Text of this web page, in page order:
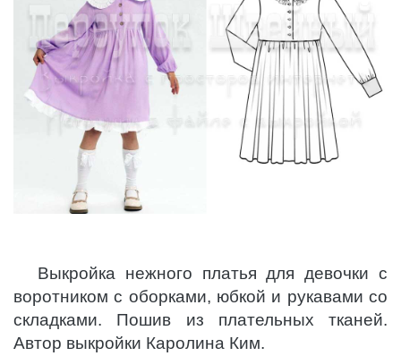
Выкройка нежного платья для девочки с
воротником с оборками, юбкой и рукавами со
складками. Пошив из плательных тканей.
Автор выкройки Каролина Ким.